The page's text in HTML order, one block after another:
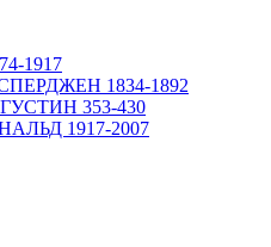
1917
1834-1892
353-430
1917-2007